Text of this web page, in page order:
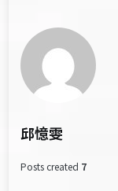
邱憶雯
Posts created 7